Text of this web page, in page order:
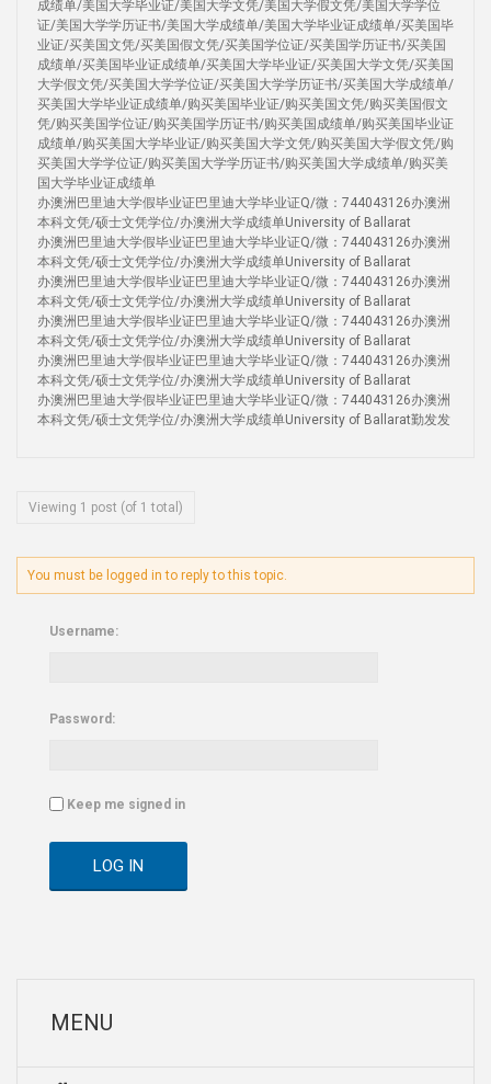
成绩单/美国大学毕业证/美国大学文凭/美国大学假文凭/美国大学学位
证/美国大学学历证书/美国大学成绩单/美国大学毕业证成绩单/买美国毕
业证/买美国文凭/买美国假文凭/买美国学位证/买美国学历证书/买美国
成绩单/买美国毕业证成绩单/买美国大学毕业证/买美国大学文凭/买美国
大学假文凭/买美国大学学位证/买美国大学学历证书/买美国大学成绩单/
买美国大学毕业证成绩单/购买美国毕业证/购买美国文凭/购买美国假文
凭/购买美国学位证/购买美国学历证书/购买美国成绩单/购买美国毕业证
成绩单/购买美国大学毕业证/购买美国大学文凭/购买美国大学假文凭/购
买美国大学学位证/购买美国大学学历证书/购买美国大学成绩单/购买美
国大学毕业证成绩单
办澳洲巴里迪大学假毕业证巴里迪大学毕业证Q/微：744043126办澳洲
本科文凭/硕士文凭学位/办澳洲大学成绩单University of Ballarat
办澳洲巴里迪大学假毕业证巴里迪大学毕业证Q/微：744043126办澳洲
本科文凭/硕士文凭学位/办澳洲大学成绩单University of Ballarat
办澳洲巴里迪大学假毕业证巴里迪大学毕业证Q/微：744043126办澳洲
本科文凭/硕士文凭学位/办澳洲大学成绩单University of Ballarat
办澳洲巴里迪大学假毕业证巴里迪大学毕业证Q/微：744043126办澳洲
本科文凭/硕士文凭学位/办澳洲大学成绩单University of Ballarat
办澳洲巴里迪大学假毕业证巴里迪大学毕业证Q/微：744043126办澳洲
本科文凭/硕士文凭学位/办澳洲大学成绩单University of Ballarat
办澳洲巴里迪大学假毕业证巴里迪大学毕业证Q/微：744043126办澳洲
本科文凭/硕士文凭学位/办澳洲大学成绩单University of Ballarat勤发发
Viewing 1 post (of 1 total)
You must be logged in to reply to this topic.
Username:
Password:
Keep me signed in
LOG IN
MENU